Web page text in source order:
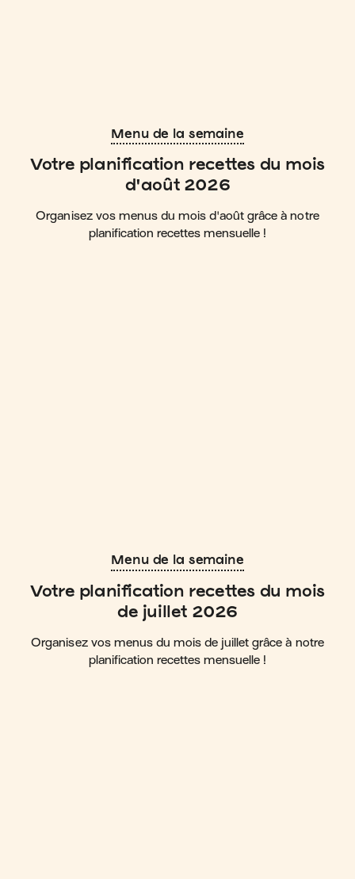
Menu de la semaine
Votre planification recettes du mois
d'août 2026
Organisez vos menus du mois d'août grâce à notre
planification recettes mensuelle !
Menu de la semaine
Votre planification recettes du mois
de juillet 2026
Organisez vos menus du mois de juillet grâce à notre
planification recettes mensuelle !